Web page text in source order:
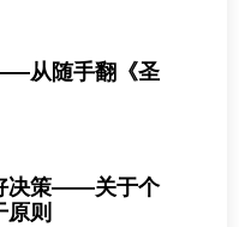
从随手翻《圣
决策——关于个
则